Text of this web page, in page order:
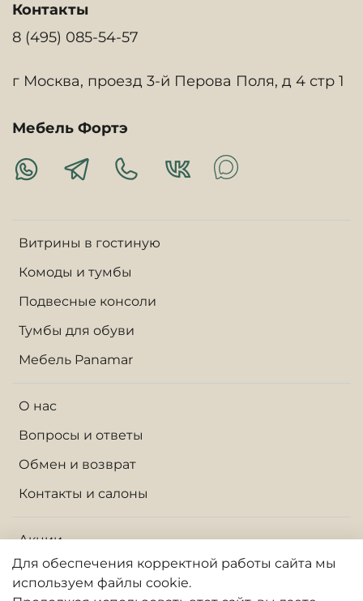
Витрины в гостиную
Комоды и тумбы
Подвесные консоли
Тумбы для обуви
Мебель Panamar
О нас
Вопросы и ответы
Обмен и возврат
Контакты и салоны
Акции
Доставка по Москве и МО
Контакты
8 (495) 085-54-57
г Москва, проезд 3-й Перова Поля, д 4 стр 1
Мебель Фортэ
Для обеспечения корректной работы сайта мы
используем файлы cookie.